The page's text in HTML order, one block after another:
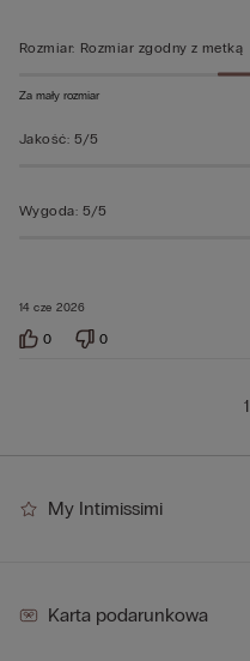
14 cze 2026
Rozmiar: Rozmiar zgodny z metką
Za mały rozmiar
Jakość: 5/5
Wygoda: 5/5
0 0
1
My Intimissimi
Karta podarunkowa